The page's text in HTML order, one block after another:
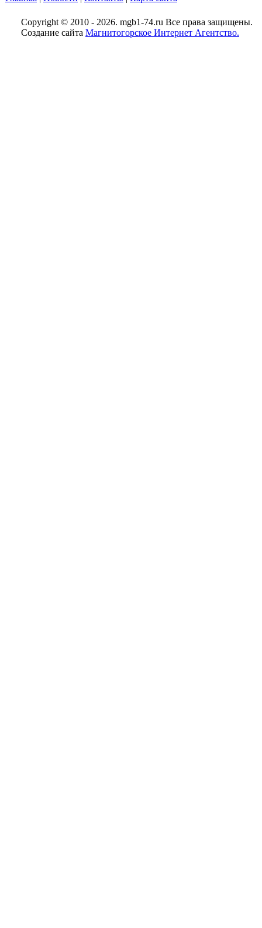
Copyright © 2010 - 2026. mgb1-74.ru Все права защищены.
Создание сайта Магнитогорское Интернет Агентство.